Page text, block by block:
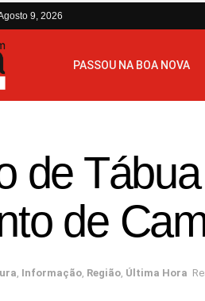
9, 2026
PASSOU NA BOA NOVA
de
de
, Informação, Região, Última Hora